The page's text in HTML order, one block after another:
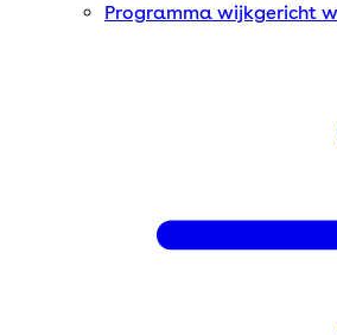
Programma wijkgericht